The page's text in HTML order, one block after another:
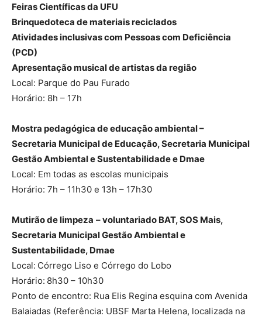
Feiras Científicas da UFU
Brinquedoteca de materiais reciclados
Atividades inclusivas com Pessoas com Deficiência
(PCD)
Apresentação musical de artistas da região
Local: Parque do Pau Furado
Horário: 8h – 17h
Mostra pedagógica de educação ambiental –
Secretaria Municipal de Educação, Secretaria Municipal
Gestão Ambiental e Sustentabilidade e Dmae
Local: Em todas as escolas municipais
Horário: 7h – 11h30 e 13h – 17h30
Mutirão de limpeza – voluntariado BAT, SOS Mais,
Secretaria Municipal Gestão Ambiental e
Sustentabilidade, Dmae
Local: Córrego Liso e Córrego do Lobo
Horário: 8h30 – 10h30
Ponto de encontro: Rua Elis Regina esquina com Avenida
Balaiadas (Referência: UBSF Marta Helena, localizada na